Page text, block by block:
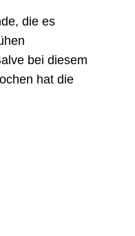
die es
bei diesem
hat die